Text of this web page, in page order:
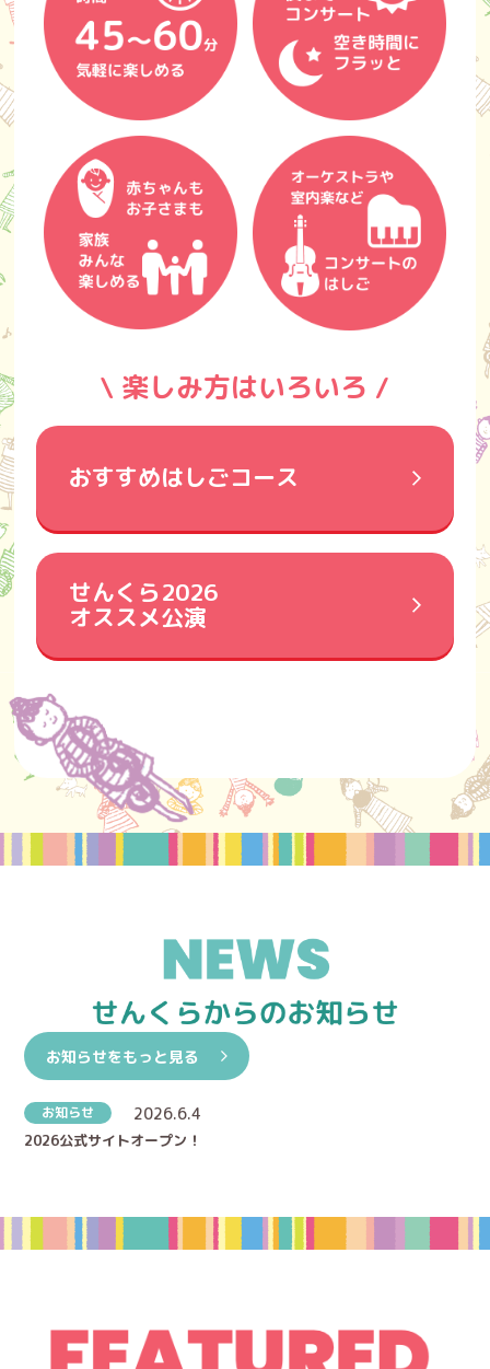
\ 楽しみ方はいろいろ /
おすすめはしごコース
せんくら2026
オススメ公演
お知らせをもっと見る
2026.6.4
お知らせ
2026公式サイトオープン！